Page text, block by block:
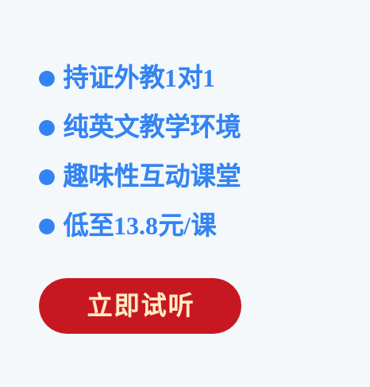
持证外教1对1
纯英文教学环境
趣味性互动课堂
低至13.8元/课
立即试听